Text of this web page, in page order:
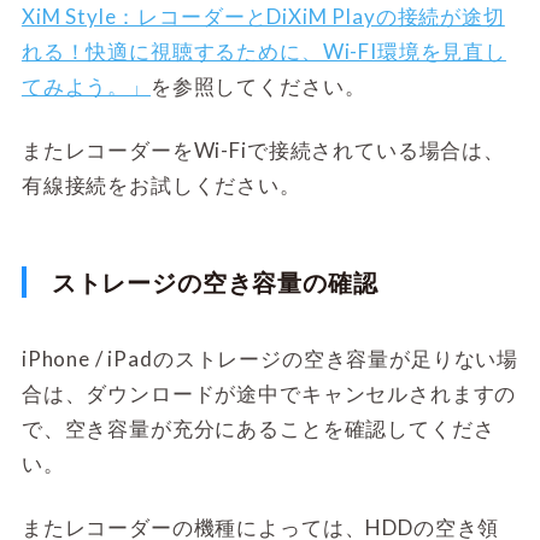
XiM Style：レコーダーとDiXiM Playの接続が途切
れる！快適に視聴するために、Wi-FI環境を見直し
てみよう。」 を参照してください。
またレコーダーをWi-Fiで接続されている場合は、
有線接続をお試しください。
ストレージの空き容量の確認
iPhone / iPadのストレージの空き容量が足りない場
合は、ダウンロードが途中でキャンセルされますの
で、空き容量が充分にあることを確認してくださ
い。
またレコーダーの機種によっては、HDDの空き領